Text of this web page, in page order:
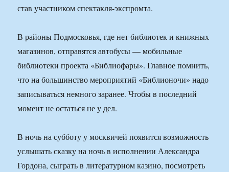
став участником спектакля-экспромта.
В районы Подмосковья, где нет библиотек и книжных
магазинов, отправятся автобусы — мобильные
библиотеки проекта «Библиофары». Главное помнить,
что на большинство мероприятий «Библионочи» надо
записываться немного заранее. Чтобы в последний
момент не остаться не у дел.
В ночь на субботу у москвичей появится возможность
услышать сказку на ночь в исполнении Александра
Гордона, сыграть в литературном казино, посмотреть